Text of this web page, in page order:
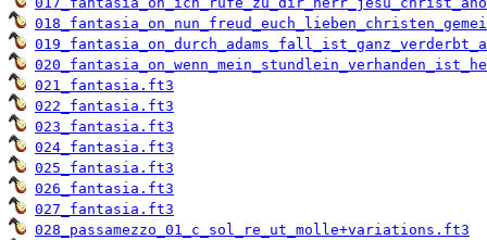
021_fantasia.ft3
022_fantasia.ft3
023_fantasia.ft3
024_fantasia.ft3
025_fantasia.ft3
026_fantasia.ft3
027_fantasia.ft3
028_passamezzo_01_c_sol_re_ut_molle+variations.ft3